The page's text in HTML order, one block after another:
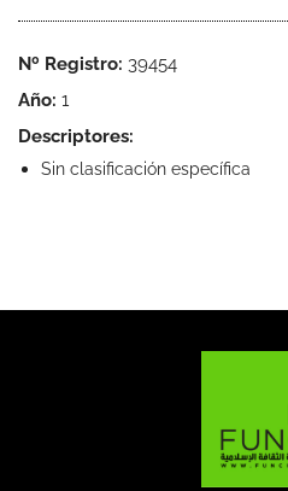
Nº Registro: 39454
Año: 1
Descriptores:
Sin clasificación específica